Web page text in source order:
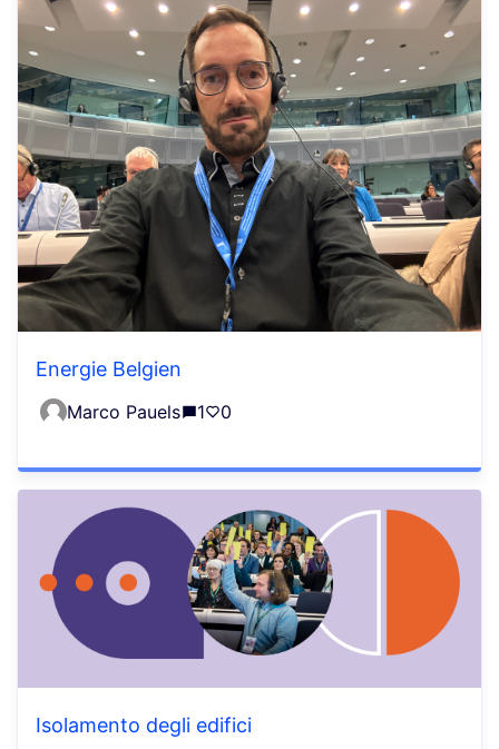
Energie Belgien
Marco Pauels 1 0
Isolamento degli edifici